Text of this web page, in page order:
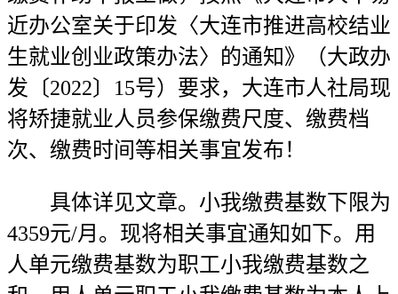
近办公室关于印发〈大连市推进高校结业
生就业创业政策办法〉的通知》（大政办
发〔2022〕15号）要求，大连市人社局现
将矫捷就业人员参保缴费尺度、缴费档
次、缴费时间等相关事宜发布！
具体详见文章。小我缴费基数下限为
4359元/月。现将相关事宜通知如下。用
人单元缴费基数为职工小我缴费基数之